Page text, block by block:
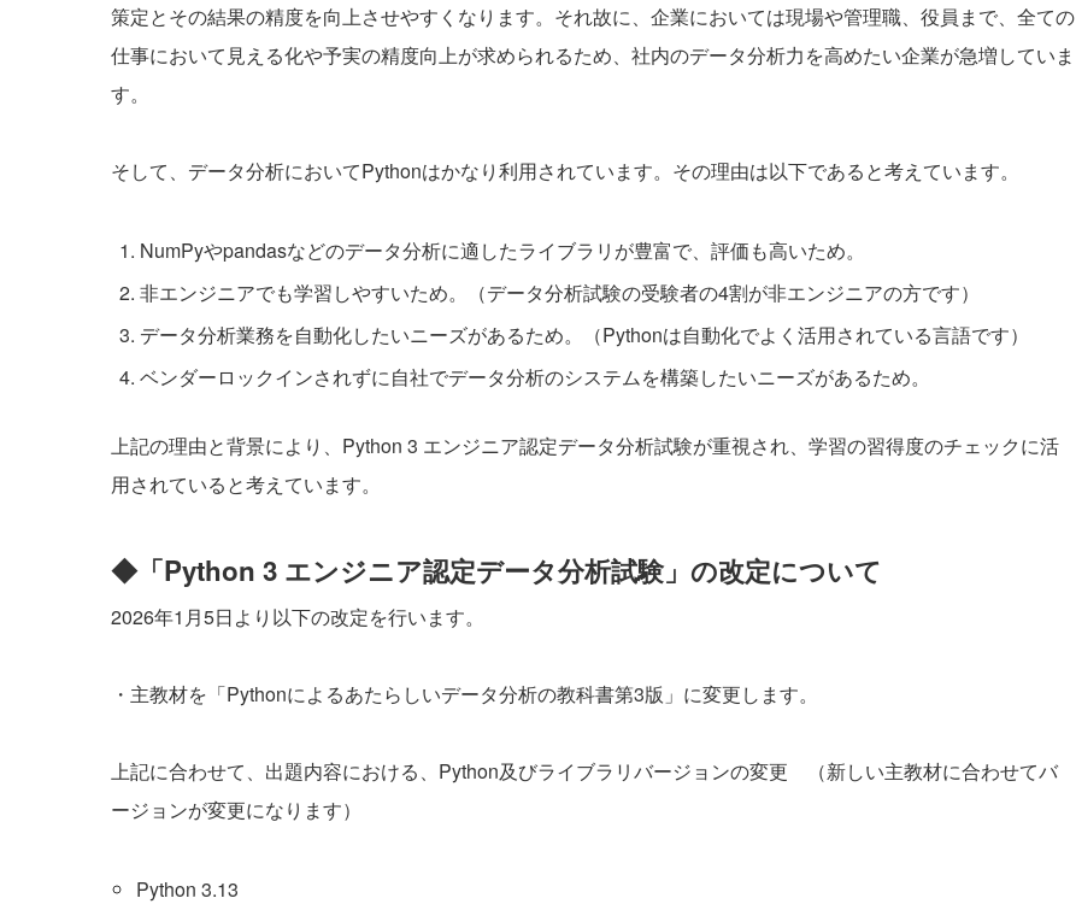
策定とその結果の精度を向上させやすくなります。それ故に、企業においては現場や管理職、役員まで、全ての
仕事において見える化や予実の精度向上が求められるため、社内のデータ分析力を高めたい企業が急増していま
す。
そして、データ分析においてPythonはかなり利用されています。その理由は以下であると考えています。
NumPyやpandasなどのデータ分析に適したライブラリが豊富で、評価も高いため。
非エンジニアでも学習しやすいため。（データ分析試験の受験者の4割が非エンジニアの方です）
データ分析業務を自動化したいニーズがあるため。（Pythonは自動化でよく活用されている言語です）
ベンダーロックインされずに自社でデータ分析のシステムを構築したいニーズがあるため。
上記の理由と背景により、Python 3 エンジニア認定データ分析試験が重視され、学習の習得度のチェックに活
用されていると考えています。
◆「Python 3 エンジニア認定データ分析試験」の改定について
2026年1月5日より以下の改定を行います。
・主教材を「Pythonによるあたらしいデータ分析の教科書第3版」に変更します。
上記に合わせて、出題内容における、Python及びライブラリバージョンの変更 （新しい主教材に合わせてバ
ージョンが変更になります）
Python 3.13